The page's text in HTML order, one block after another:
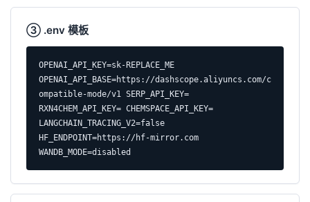
③ .env 模板
OPENAI_API_KEY=sk-REPLACE_ME
OPENAI_API_BASE=https://dashscope.aliyuncs.com/c
ompatible-mode/v1 SERP_API_KEY=
RXN4CHEM_API_KEY= CHEMSPACE_API_KEY=
LANGCHAIN_TRACING_V2=false
HF_ENDPOINT=https://hf-mirror.com
WANDB_MODE=disabled